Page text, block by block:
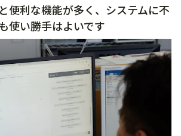
便利な機能が多く、システムに不
使い勝手はよいです